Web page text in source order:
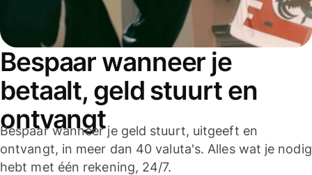
Bespaar wanneer je
betaalt, geld stuurt en
ontvangt
Bespaar wanneer je geld stuurt, uitgeeft en
ontvangt, in meer dan 40 valuta's. Alles wat je nodig
hebt met één rekening, 24/7.